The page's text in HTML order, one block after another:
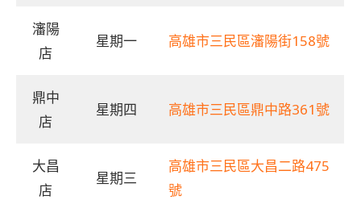
瀋陽
店
星期一 高雄市三民區瀋陽街158號
鼎中
店
星期四 高雄市三民區鼎中路361號
大昌
店
星期三
高雄市三民區大昌二路475
號